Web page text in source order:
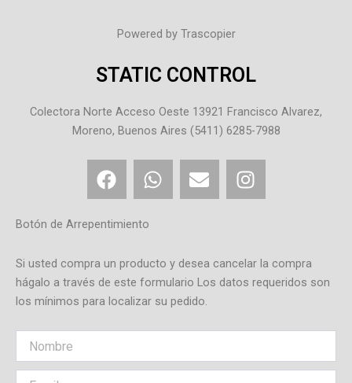
Powered by Trascopier
STATIC CONTROL
Colectora Norte Acceso Oeste 13921 Francisco Alvarez,
Moreno, Buenos Aires (5411) 6285-7988
F
a
e
o
o
k
W
h
a
p
p
E
n
o
p
e
I
n
g
r
m
Botón de Arrepentimiento
Si usted compra un producto y desea cancelar la compra
hágalo a través de este formulario Los datos requeridos son
los mínimos para localizar su pedido.